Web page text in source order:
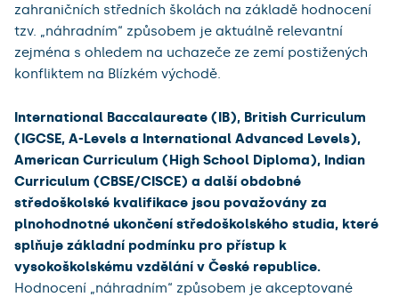
zahraničních středních školách na základě hodnocení
tzv. „náhradním“ způsobem je aktuálně relevantní
zejména s ohledem na uchazeče ze zemí postižených
konfliktem na Blízkém východě.
International Baccalaureate (IB), British Curriculum
(IGCSE, A-Levels a International Advanced Levels),
American Curriculum (High School Diploma), Indian
Curriculum (CBSE/CISCE) a další obdobné
středoškolské kvalifikace jsou považovány za
plnohodnotné ukončení středoškolského studia, které
splňuje základní podmínku pro přístup k
vysokoškolskému vzdělání v České republice.
Hodnocení „náhradním“ způsobem je akceptované